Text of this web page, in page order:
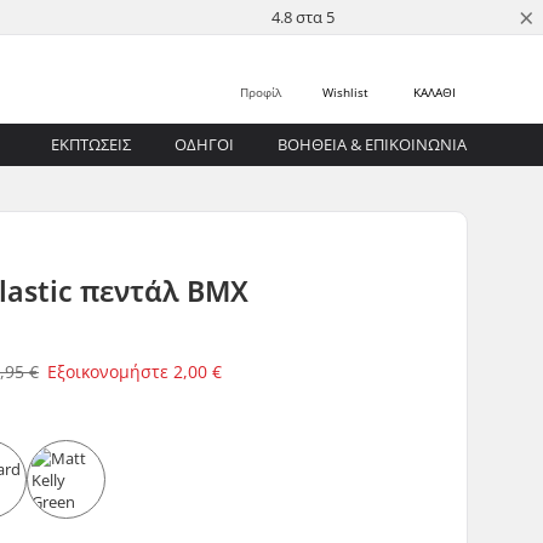
4.8 στα 5 ×
ΚΑΛΑΘΙ
Wishlist
Προφίλ
ΕΚΠΤΩΣΕΙΣ ΟΔΗΓΟΊ ΒΟΉΘΕΙΑ & ΕΠΙΚΟΙΝΩΝΊΑ
πεντάλ BMX
€ Εξοικονομήστε2,00 €